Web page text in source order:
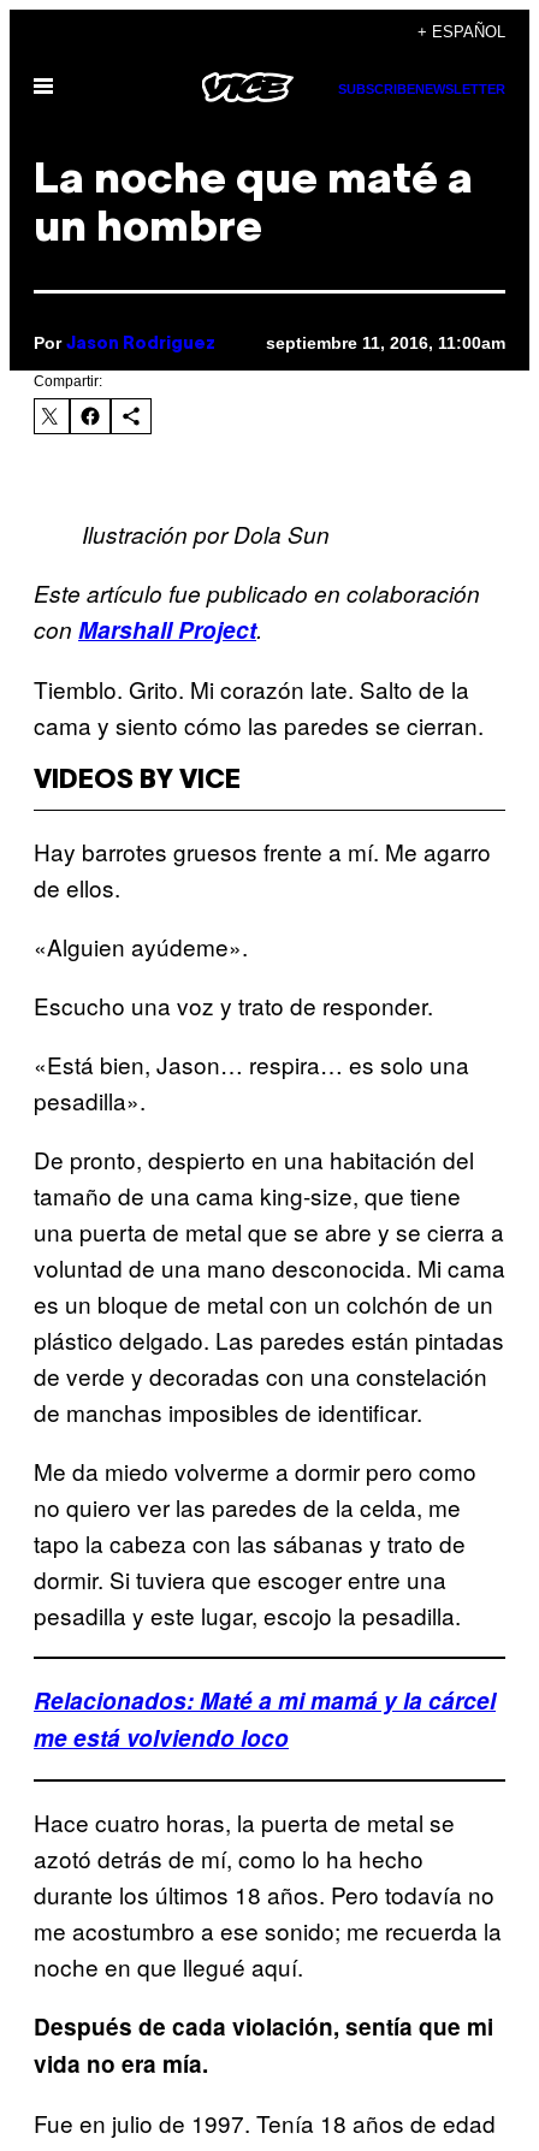
contenido
+ ESPAÑOL
Abrir
SUBSCRIBENEWSLETTER
La noche que maté a
un hombre
Por Jason Rodriguez​​ septiembre 11, 2016, 11:00am
Compartir:
Ilustración por Dola Sun
Este artículo fue publicado en colaboración
con Marshall Project.
Tiemblo. Grito. Mi corazón late. Salto de la
cama y siento cómo las paredes se cierran.
VIDEOS BY VICE
Hay barrotes gruesos frente a mí. Me agarro
de ellos.
«Alguien ayúdeme».
Escucho una voz y trato de responder.
«Está bien, Jason… respira… es solo una
pesadilla».
De pronto, despierto en una habitación del
tamaño de una cama king-size, que tiene
una puerta de metal que se abre y se cierra a
voluntad de una mano desconocida. Mi cama
es un bloque de metal con un colchón de un
plástico delgado. Las paredes están pintadas
de verde y decoradas con una constelación
de manchas imposibles de identificar.
Me da miedo volverme a dormir pero como
no quiero ver las paredes de la celda, me
tapo la cabeza con las sábanas y trato de
dormir. Si tuviera que escoger entre una
pesadilla y este lugar, escojo la pesadilla.
Relacionados: Maté a mi mamá y la cárcel
me está volviendo loco
Hace cuatro horas, la puerta de metal se
azotó detrás de mí, como lo ha hecho
durante los últimos 18 años. Pero todavía no
me acostumbro a ese sonido; me recuerda la
noche en que llegué aquí.
Después de cada violación, sentía que mi
vida no era mía.
Fue en julio de 1997. Tenía 18 años de edad